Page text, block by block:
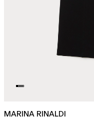
MARINA RINALDI